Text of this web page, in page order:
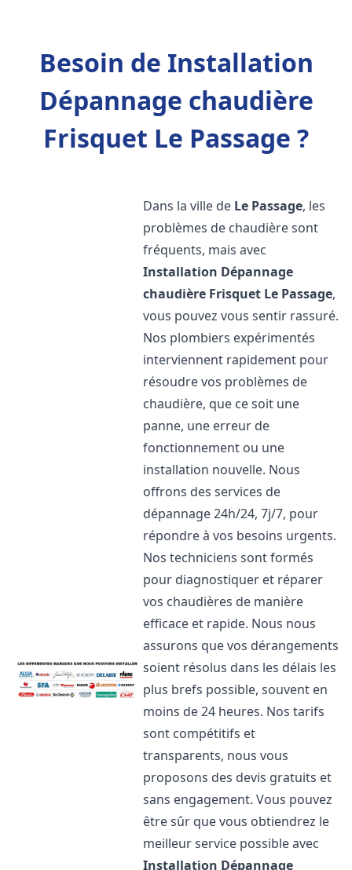
Besoin de Installation
Dépannage chaudière
Frisquet Le Passage ?
Dans la ville de Le Passage, les
problèmes de chaudière sont
fréquents, mais avec
Installation Dépannage
chaudière Frisquet Le Passage,
vous pouvez vous sentir rassuré.
Nos plombiers expérimentés
interviennent rapidement pour
résoudre vos problèmes de
chaudière, que ce soit une
panne, une erreur de
fonctionnement ou une
installation nouvelle. Nous
offrons des services de
dépannage 24h/24, 7j/7, pour
répondre à vos besoins urgents.
Nos techniciens sont formés
pour diagnostiquer et réparer
vos chaudières de manière
efficace et rapide. Nous nous
assurons que vos dérangements
soient résolus dans les délais les
plus brefs possible, souvent en
moins de 24 heures. Nos tarifs
sont compétitifs et
transparents, nous vous
proposons des devis gratuits et
sans engagement. Vous pouvez
être sûr que vous obtiendrez le
meilleur service possible avec
Installation Dépannage